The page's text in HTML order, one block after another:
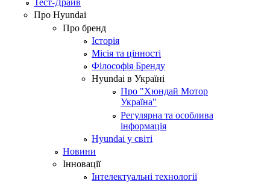
Тест-Драйв
Про Hyundai
Про бренд
Історія
Місія та цінності
Філософія Бренду
Hyundai в Україні
Про "Хюндай Мотор
Україна"
Регулярна та особлива
інформація
Hyundai у світі
Новини
Інновації
Інтелектуальні технології